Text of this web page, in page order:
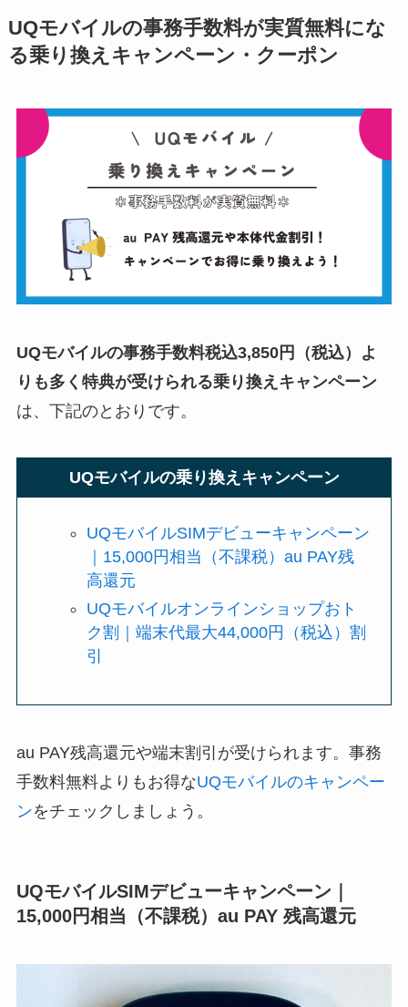
UQモバイルの事務手数料が実質無料にな
る乗り換えキャンペーン・クーポン
UQモバイルの事務手数料税込3,850円（税込）よ
りも多く特典が受けられる乗り換えキャンペーン
は、下記のとおりです。
UQモバイルの乗り換えキャンペーン
UQモバイルSIMデビューキャンペーン
｜15,000円相当（不課税）au PAY残
高還元
UQモバイルオンラインショップおト
ク割｜端末代最大44,000円（税込）割
引
au PAY残高還元や端末割引が受けられます。事務
手数料無料よりもお得なUQモバイルのキャンペー
ンをチェックしましょう。
UQモバイルSIMデビューキャンペーン｜
15,000円相当（不課税）au PAY 残高還元